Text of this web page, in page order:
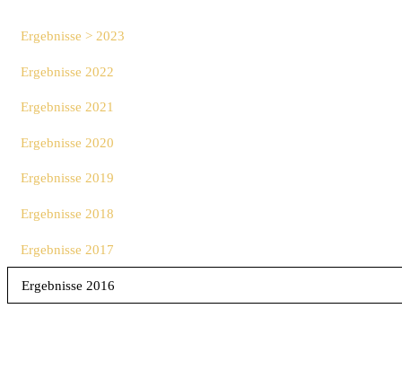
Ergebnisse > 2023
Ergebnisse 2022
Ergebnisse 2021
Ergebnisse 2020
Ergebnisse 2019
Ergebnisse 2018
Ergebnisse 2017
Ergebnisse 2016